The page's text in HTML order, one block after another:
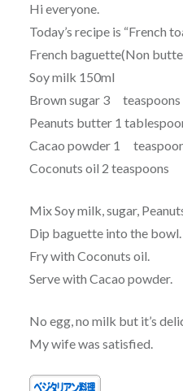
Hi everyone.
Today’s recipe is “French
French baguette(Non
Soy milk 150ml
Brown sugar 3 teaspoons
Peanuts butter 1
Cacao powder 1
Coconuts oil 2 teaspoons
Mix Soy milk, sugar,
Dip baguette into the bowl.
Fry with Coconuts oil.
Serve with Cacao powder.
No egg, no milk but it’s
My wife was satisfied.